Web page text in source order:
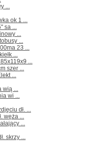
...
ok 1 ...
sa ...
...
...
23 ...
...
...
szer ...
...
wią ...
wi ...
dł. ...
węża ...
...
skrzy ...